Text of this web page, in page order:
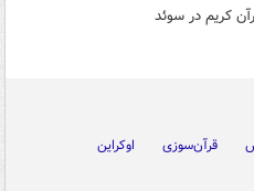
کریم در سوئد
قرآن‌سوزی
اوکراین